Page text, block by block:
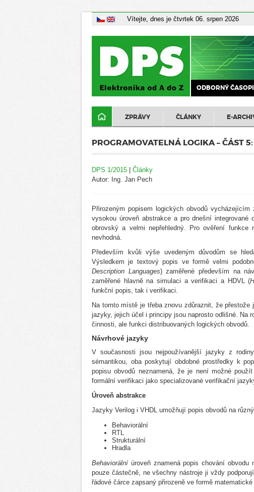
Vítejte, dnes je čtvrtek 06. srpen 2026
ODBORNÝ
ZPRÁVY ČLÁNKY E-
PROGRAMOVATELNÁ LOGIKA – ČÁST
DPS 1/2015 | Články
Autor: Ing. Jan Pech
Přirozeným popisem logických obvodů
vysokou úroveň abstrakce a pro dnešní
obrovský a velmi nepřehledný. Pro ověření
nevhodná.
Především kvůli výše uvedeným důvodům se
Výsledkem je textový popis ve formě velmi
Description Languages) zaměřené především na
zaměřené hlavně na simulaci a verifikaci a HDVL (
funkční popis, tak i verifikaci.
Na tomto místě je třeba znovu zdůraznit, že
jazyky, jejich účel i principy jsou naprosto odlišné. Na
činnosti, ale funkci distribuovaných logických obvodů.
Návrhové jazyky
V současnosti jsou nejpoužívanější jazyky z
sémantikou, oba poskytují obdobné prostředky k
popisu obvodů neznamená, že je není možné
formální verifikaci jako specializované verifikační
Úroveň abstrakce
Jazyky Verilog i VHDL umožňují popis obvodů na
Behaviorální
RTL
Strukturální
Hradla
Behaviorální úroveň znamená popis chování
pouze částečně, ne všechny nástroje ji vždy
řádové čárce zapsaný přirozeně ve formě matematické